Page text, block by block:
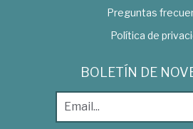
Preguntas
Política de
BOLETÍN DE